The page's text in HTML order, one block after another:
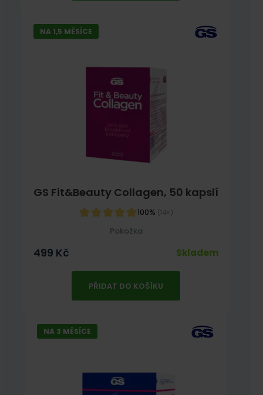
GS Fit&Beauty Collagen, 50 kapslí
100% (14×)
NA 1,5 MĚSÍCE
Pokožka
499 Kč Skladem
PŘIDAT DO KOŠÍKU
NA 3 MĚSÍCE